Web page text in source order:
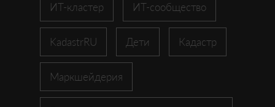
ИТ-кластер ИТ-сообщество
KadastrRU Дети Кадастр
Маркшейдерия